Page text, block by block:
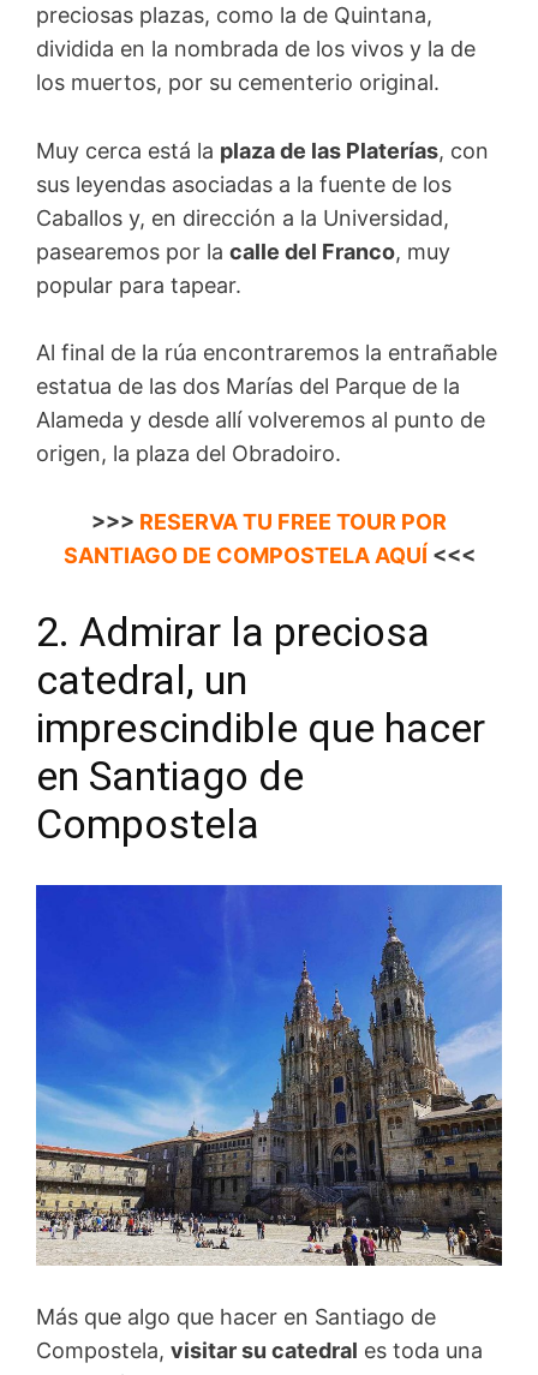
preciosas plazas, como la de Quintana,
dividida en la nombrada de los vivos y la de
los muertos, por su cementerio original.
Muy cerca está la plaza de las Platerías, con
sus leyendas asociadas a la fuente de los
Caballos y, en dirección a la Universidad,
pasearemos por la calle del Franco, muy
popular para tapear.
Al final de la rúa encontraremos la entrañable
estatua de las dos Marías del Parque de la
Alameda y desde allí volveremos al punto de
origen, la plaza del Obradoiro.
>>> RESERVA TU FREE TOUR POR
SANTIAGO DE COMPOSTELA AQUÍ <<<
2. Admirar la preciosa
catedral, un
imprescindible que hacer
en Santiago de
Compostela
Más que algo que hacer en Santiago de
Compostela, visitar su catedral es toda una